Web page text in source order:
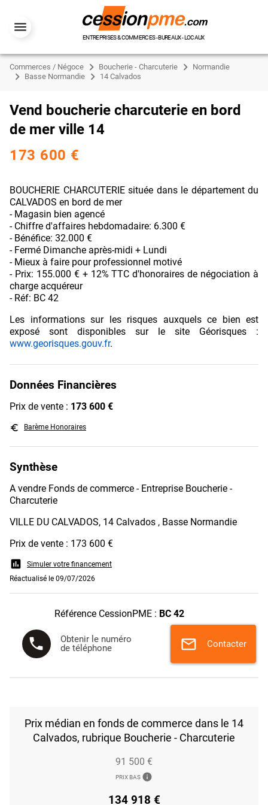
ENTREPRISES & COMMERCES - BUREAUX - LOCAUX
Commerces / Négoce Boucherie - Charcuterie
Normandie
Basse Normandie
14 Calvados
Vend boucherie charcuterie en bord
de mer ville 14
173 600 €
BOUCHERIE CHARCUTERIE située dans le département du
CALVADOS en bord de mer
- Magasin bien agencé
- Chiffre d'affaires hebdomadaire: 6.300 €
- Bénéfice: 32.000 €
- Fermé Dimanche après-midi + Lundi
- Mieux à faire pour professionnel motivé
- Prix: 155.000 € + 12% TTC d'honoraires de négociation à
charge acquéreur
- Réf: BC 42
Les informations sur les risques auxquels ce bien est
exposé sont disponibles sur le site Géorisques :
www.georisques.gouv.fr.
Données Financières
Prix de vente : 173 600 €
euro_symbol Barème Honoraires
Synthèse
A vendre Fonds de commerce - Entreprise Boucherie -
Charcuterie
VILLE DU CALVADOS, 14 Calvados , Basse Normandie
Prix de vente : 173 600 €
assessment
Simuler votre financement
Réactualisé le 09/07/2026
Référence CessionPME : BC 42
phone
Obtenir le numéro
de téléphone
mail Contacter
Prix médian en fonds de commerce dans le 14
Calvados, rubrique Boucherie - Charcuterie
91 500 €
PRIX BAS info
134 918 €